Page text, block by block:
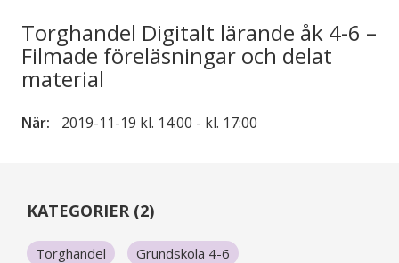
Torghandel Digitalt lärande åk 4-6 –
Filmade föreläsningar och delat
material
När: 2019-11-19 kl. 14:00 - kl. 17:00
KATEGORIER (2)
Torghandel Grundskola 4-6